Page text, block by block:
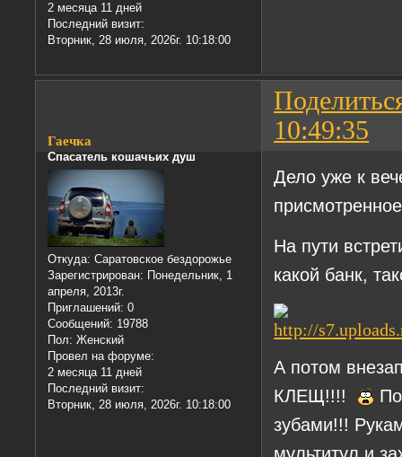
2 месяца 11 дней
Последний визит:
Вторник, 28 июля, 2026г. 10:18:00
10:49:35
Гаечка
Спасатель кошачьих душ
Откуда: Саратовское бездорожье
Зарегистрирован: Понедельник, 1
апреля, 2013г.
Приглашений: 0
Сообщений: 19788
Пол: Женский
Провел на форуме:
2 месяца 11 дней
Последний визит:
Вторник, 28 июля, 2026г. 10:18:00
Дело уже к
На пути
какой банк,
А потом
КЛЕЩ!!!!
зубами!!!